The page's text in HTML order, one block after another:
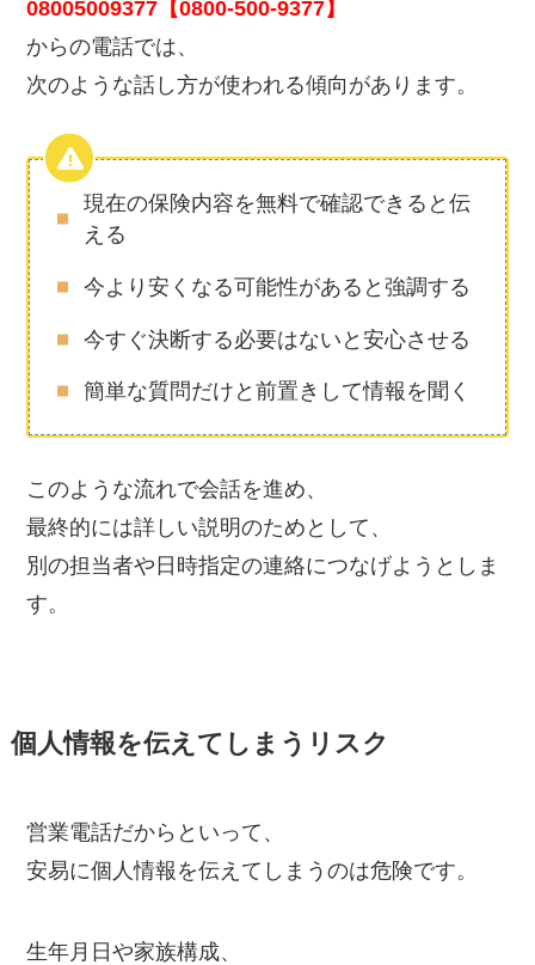
08005009377【0800-500-9377】
からの電話では、
次のような話し方が使われる傾向があります。
現在の保険内容を無料で確認できると伝
える
今より安くなる可能性があると強調する
今すぐ決断する必要はないと安心させる
簡単な質問だけと前置きして情報を聞く
このような流れで会話を進め、
最終的には詳しい説明のためとして、
別の担当者や日時指定の連絡につなげようとしま
す。
個人情報を伝えてしまうリスク
営業電話だからといって、
安易に個人情報を伝えてしまうのは危険です。
生年月日や家族構成、